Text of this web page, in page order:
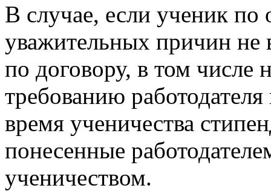
В случае, если ученик по
уважительных причин не
по договору, в том числе
требованию
время ученичества
понесенные
ученичеством.